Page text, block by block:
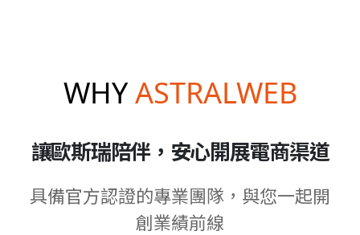
WHYASTRALWEB
讓歐斯瑞陪伴，安心開展電商渠道
具備官方認證的專業團隊，與您一起開
創業績前線